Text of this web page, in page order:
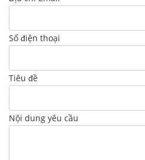
Số điện thoại
Tiêu đề
Nội dung yêu cầu